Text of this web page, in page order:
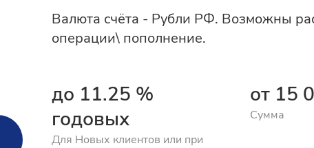
Валюта счёта - Рубли РФ. Возможны
операции\ пополнение.
до 11.25 %
годовых
Для Новых клиентов или при
от 15
Сумма